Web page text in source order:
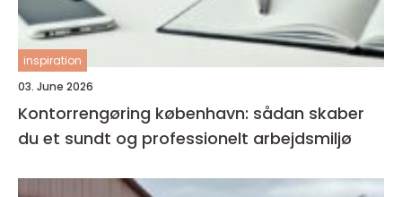
inspiration
03. June 2026
Kontorrengøring københavn: sådan skaber
du et sundt og professionelt arbejdsmiljø